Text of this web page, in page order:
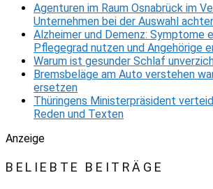
Agenturen im Raum Osnabrück im
Unternehmen bei der Auswahl
Alzheimer und Demenz: Symptome
Pflegegrad nutzen und Angehörige
Warum ist gesunder Schlaf
Bremsbeläge am Auto verstehen
ersetzen
Thüringens Ministerpräsident
Reden und Texten
Anzeige
BELIEBTE BEITRÄGE